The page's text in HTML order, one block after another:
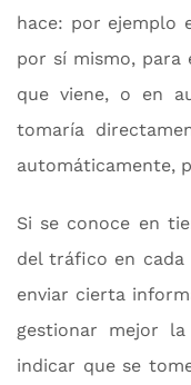
hace: por ejemplo
por sí mismo, para
que viene, o en
tomaría
automáticamente,
Si se conoce en
del tráfico en
enviar cierta
gestionar mejor
indicar que se